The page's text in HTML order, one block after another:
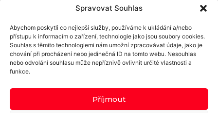
Spravovat Souhlas
Abychom poskytli co nejlepší služby, používáme k ukládání a/nebo
přístupu k informacím o zařízení, technologie jako jsou soubory cookies.
Souhlas s těmito technologiemi nám umožní zpracovávat údaje, jako je
chování při procházení nebo jedinečná ID na tomto webu. Nesouhlas
nebo odvolání souhlasu může nepříznivě ovlivnit určité vlastnosti a
funkce.
Příjmout
© 2024 - PARA-MOTOR.cz